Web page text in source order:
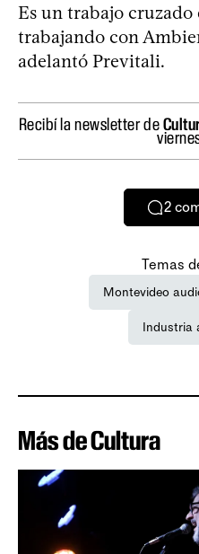
Es un trabajo cruzado
trabajando con
adelantó Previtali.
Recibí la newsletter de
2
Temas
Montevideo
Industria
Más de Cultura